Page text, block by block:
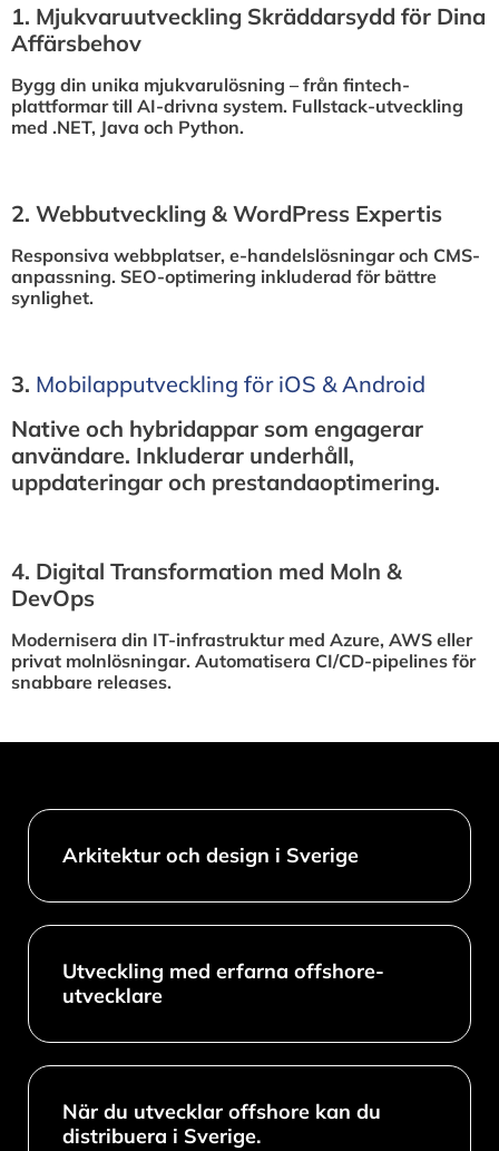
1.⁠ ⁠Mjukvaruutveckling Skräddarsydd för Dina
Affärsbehov
Bygg din unika mjukvarulösning – från fintech-
plattformar till AI-drivna system. Fullstack-utveckling
med .NET, Java och Python.
2.⁠ ⁠Webbutveckling & WordPress Expertis
Responsiva webbplatser, e-handelslösningar och CMS-
anpassning. SEO-optimering inkluderad för bättre
synlighet.
3.⁠ ⁠Mobilapputveckling för iOS & Android
Native och hybridappar som engagerar
användare. Inkluderar underhåll,
uppdateringar och prestandaoptimering.
4.⁠ ⁠Digital Transformation med Moln &
DevOps
Modernisera din IT-infrastruktur med Azure, AWS eller
privat molnlösningar. Automatisera CI/CD-pipelines för
snabbare releases.
Arkitektur och design i Sverige​
Utveckling med erfarna offshore-
utvecklare
När du utvecklar offshore kan du
distribuera i Sverige.